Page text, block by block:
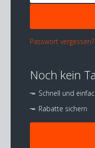
Passwort vergessen?
Noch kein
Schnell und
Rabatte sichern